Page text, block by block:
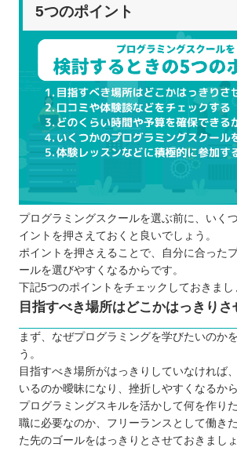
受講スタイルは自分にあっ
スケジュールは無理なく通
カリキュラムの内容はどう
どのようなサポートを行っ
受講料はどのくらいかかる
プログラミングスクールに通う5つ
独学より効率的に学習を進
就職・転職が有利になる
実務で役立つ知識やスキル
プログラミングスクールに通う3つ
全てのスクールで同じ内容
はない
スケジュールがあらかじめ
ケースが多い
どんなプログラミング言語を学ぶ
子ども向けと大人向けにプログラミ
5つのポイント
プログラミングスクールを選ぶ前に、いく
イントを押さえておくと良いでしょう。
ポイントを押さえることで、自分に合った
ールを選びやすくなるからです。
下記5つのポイントをチェックしておきまし
目指すべき場所はどこかはっきりさ
まず、なぜプログラミングを学びたいのか
う。
目指すべき場所がはっきりしていなければ
いるのか曖昧になり、挫折しやすくなるから
プログラミングスキルを活かして何を作り
職に必要なのか、フリーランスとして働き
た先のゴールをはっきりとさせておきましょ